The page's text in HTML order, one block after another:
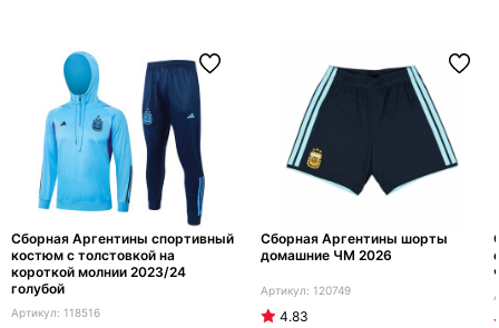
Сборная Аргентины спортивный
костюм с толстовкой на
короткой молнии 2023/24
голубой
118516
Сборная Аргентины шорты
домашние ЧМ 2026
120749
4.83